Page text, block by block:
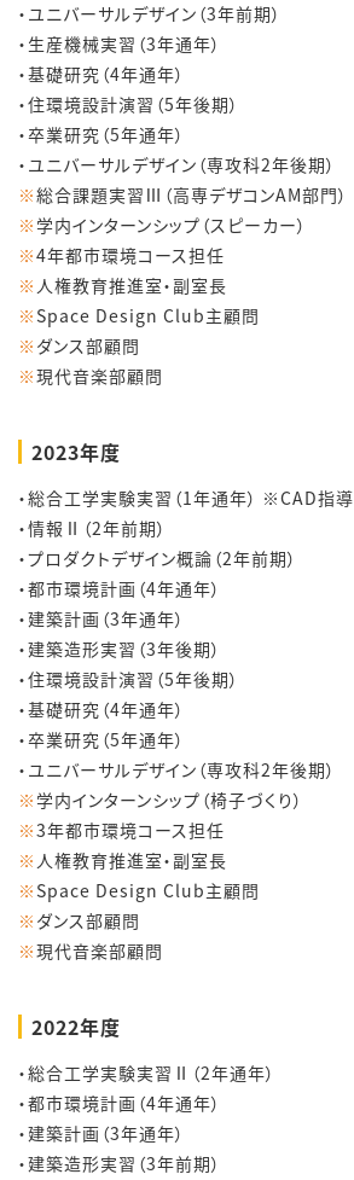
・ユニバーサルデザイン（3年前期）
・生産機械実習（3年通年）
・基礎研究（4年通年）
・住環境設計演習（5年後期）
・卒業研究（5年通年）
・ユニバーサルデザイン（専攻科2年後期）
※総合課題実習Ⅲ（高専デザコンAM部門）
※ 学内インターンシップ（スピーカー）
※4年都市環境コース担任
※ 人権教育推進室・副室長
※ Space Design Club主顧問
※ ダンス部顧問
※現代音楽部顧問
2023年度
・総合工学実験実習（1年通年） ※CAD指導
・情報Ⅱ（2年前期）
・プロダクトデザイン概論（2年前期）
・都市環境計画（4年通年）
・建築計画（3年通年）
・建築造形実習（3年後期）
・住環境設計演習（5年後期）
・基礎研究（4年通年）
・卒業研究（5年通年）
・ユニバーサルデザイン（専攻科2年後期）
※ 学内インターンシップ（椅子づくり）
※3年都市環境コース担任
※ 人権教育推進室・副室長
※ Space Design Club主顧問
※ ダンス部顧問
※現代音楽部顧問
2022年度
・総合工学実験実習Ⅱ（2年通年）
・都市環境計画（4年通年）
・建築計画（3年通年）
・建築造形実習（3年前期）